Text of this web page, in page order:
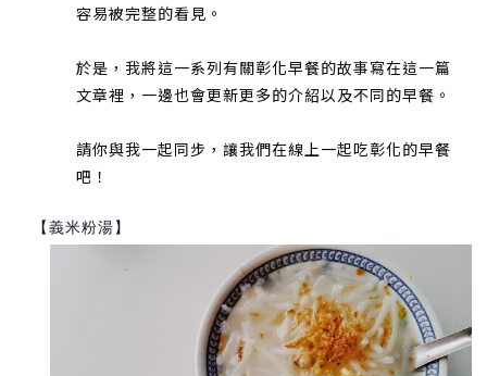
容易被完整的看見。
於是，我將這一系列有關彰化早餐的故事寫在這一篇
文章裡，一邊也會更新更多的介紹以及不同的早餐。
請你與我一起同步，讓我們在線上一起吃彰化的早餐
吧！
【義米粉湯】